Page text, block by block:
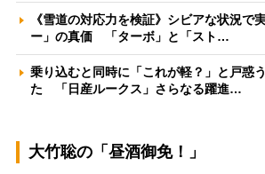
《雪道の対応力を検証》シビアな状況で
ー」の真価 「ターボ」と「スト…
乗り込むと同時に「これが軽？」と戸惑
た 「日産ルークス」さらなる躍進…
大竹聡の「昼酒御免！」